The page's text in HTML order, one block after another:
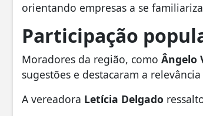
orientando empresas a se
Participação
Moradores da região, como Ângelo
sugestões e destacaram a
A vereadora Letícia Delgado